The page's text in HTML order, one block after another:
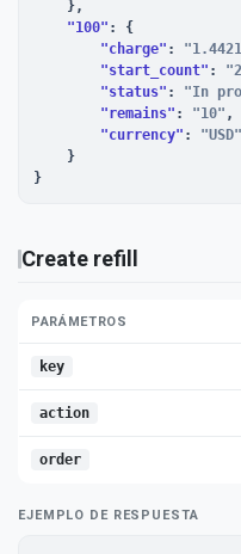
"100" : {
"charge" :
"start_count" :
"status" : "In
"remains" : "10" ,
"currency" : "USD"
}
Create refill
PARÁMETROS
key
action
order
EJEMPLO DE RESPUESTA